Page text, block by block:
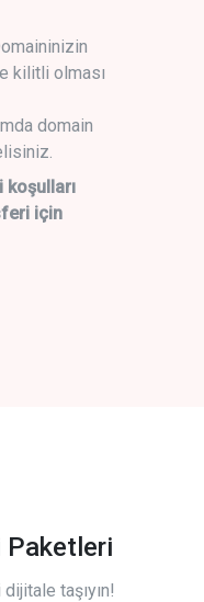
kilitli olması
domain
koşulları
için
Paketleri
taşıyın!